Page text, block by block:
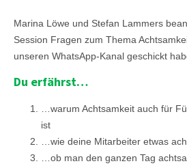
Marina Löwe und Stefan Lammers
Session Fragen zum Thema
unseren WhatsApp-Kanal geschickt
Du erfährst…
…warum Achtsamkeit auch für
ist
…wie deine Mitarbeiter etwas
…ob man den ganzen Tag